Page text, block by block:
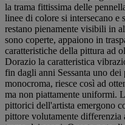
la trama fittissima delle
linee di colore si intersecano e
restano pienamente visibili in
sono coperte, appaiono in
caratteristiche della pittura ad
Dorazio la caratteristica
fin dagli anni Sessanta uno
monocroma, riesce così ad
ma non piattamente uniformi.
pittorici dell'artista emergono
pittore volutamente differenzia